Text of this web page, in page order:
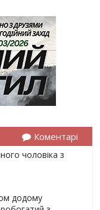
Коментарі
чоловіка з
додому